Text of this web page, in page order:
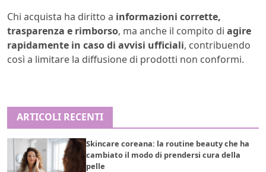
Chi acquista ha diritto a informazioni corrette,
trasparenza e rimborso, ma anche il compito di agire
rapidamente in caso di avvisi ufficiali, contribuendo
così a limitare la diffusione di prodotti non conformi.
ARTICOLI RECENTI
Skincare coreana: la routine beauty che ha
cambiato il modo di prendersi cura della
pelle